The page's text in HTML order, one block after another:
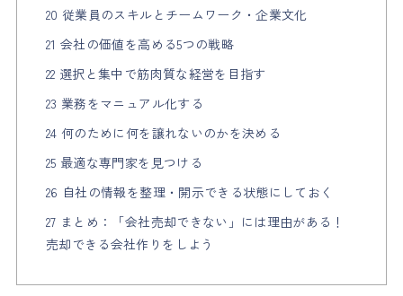
20 従業員のスキルとチームワーク・企業文化
21 会社の価値を高める5つの戦略
22 選択と集中で筋肉質な経営を目指す
23 業務をマニュアル化する
24 何のために何を譲れないのかを決める
25 最適な専門家を見つける
26 自社の情報を整理・開示できる状態にしておく
27 まとめ：「会社売却できない」には理由がある！
売却できる会社作りをしよう